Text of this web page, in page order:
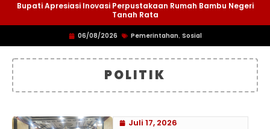
Bupati Apresiasi Inovasi Perpustakaan Rumah Bambu Negeri
Tanah Rata
06/08/2026 Pemerintahan, Sosial
POLITIK
Juli 17, 2026